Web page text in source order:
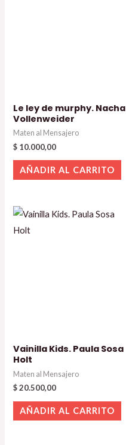
Le ley de murphy. Nacha
Vollenweider
Maten al Mensajero
$ 10.000,00
AÑADIR AL CARRITO
Vainilla Kids. Paula Sosa
Holt
Maten al Mensajero
$20.500,00
AÑADIR AL CARRITO